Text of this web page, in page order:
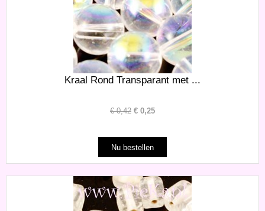
Kraal Rond Transparant met ...
€0,42 € 0,25